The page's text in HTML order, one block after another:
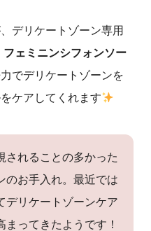
デリケートゾーン専用
フェミニンシフォンソー
でデリケートゾーンを
ケアしてくれます
されることの多かった
のお手入れ。最近では
デリケートゾーンケア
まってきたようです！